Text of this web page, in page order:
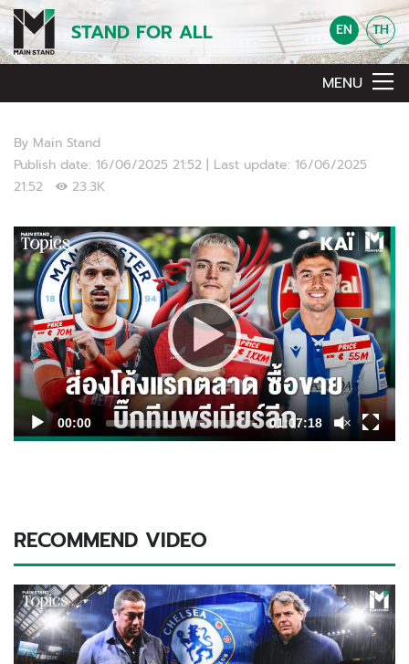
STAND FOR ALL EN TH
MENU
By Main Stand
Publish date: 16/06/2025 21:52 | Last update: 16/06/2025
21:52
23.3K
Video Player
00:00 01:07:18
RECOMMEND VIDEO